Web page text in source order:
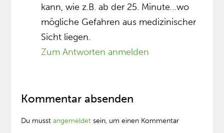
kann, wie z.B. ab der 25. Minute…wo
mögliche Gefahren aus medizinischer
Sicht liegen.
Zum Antworten anmelden
Kommentar absenden
Du musstangemeldet sein, um einen Kommentar